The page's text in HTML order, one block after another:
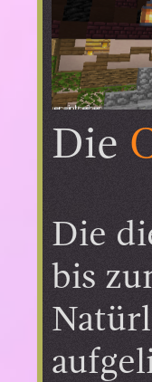
Die
Die
bis